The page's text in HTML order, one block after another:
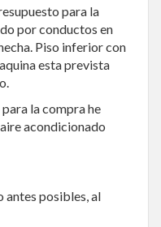
para la
por conductos en
Piso inferior con
esta prevista
la compra he
acondicionado
antes posibles, al